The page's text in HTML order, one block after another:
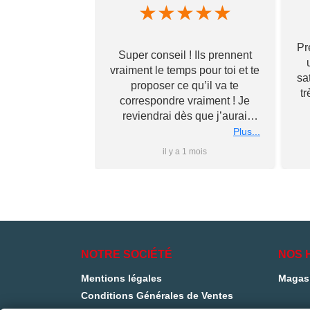
★★★★★
Super conseil ! Ils prennent
vraiment le temps pour toi et te
proposer ce qu’il va te
correspondre vraiment ! Je
reviendrai dès que j’aurai
besoin… merci à vous ✌🏼
Plus...
il y a 1 mois
NOTRE SOCIÉTÉ
Mentions légales
Conditions Générales de Ventes
NOS